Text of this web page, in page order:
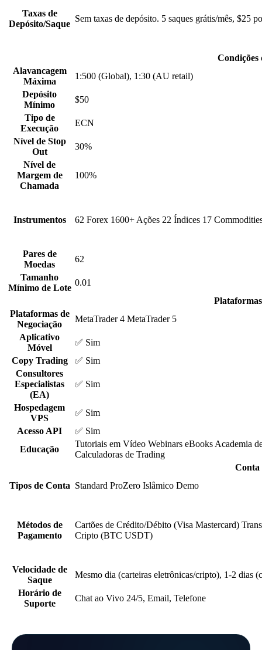
Taxas de
Depósito/Saque
Sem taxas de depósito. 5 saques grátis/mês, $25
Condições
Alavancagem
Máxima
1:500 (Global), 1:30 (AU retail)
Depósito
Mínimo
$50
Tipo de
Execução
ECN
Nível de Stop
Out
30%
Nível de
Margem de
Chamada
100%
Instrumentos 62 Forex 1600+ Ações 22 Índices 17
Pares de
Moedas
62
Tamanho
Mínimo de Lote
0.01
Plataformas de
Negociação
MetaTrader 4 MetaTrader 5
Aplicativo
Móvel
✅ Sim
Copy Trading
✅ Sim
Consultores
Especialistas
(EA)
✅ Sim
Hospedagem
VPS
✅ Sim
Acesso API
✅ Sim
Educação
Tutoriais em Vídeo Webinars eBooks Academia
Calculadoras de Trading
Conta
Tipos de Conta Standard ProZero Islâmico Demo
Métodos de
Pagamento
Cartões de Crédito/Débito (Visa Mastercard)
Cripto (BTC USDT)
Velocidade de
Saque
Mesmo dia (carteiras eletrônicas/cripto), 1-2 dias
Horário de
Suporte
Chat ao Vivo 24/5, Email, Telefone